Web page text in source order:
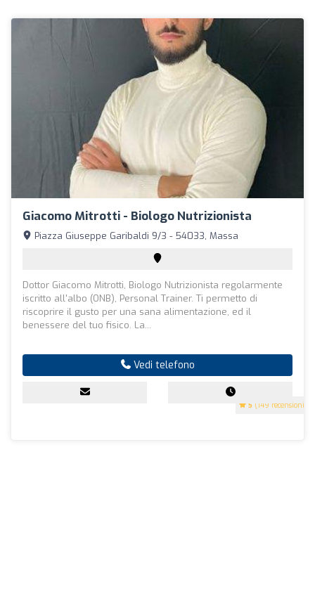
Giacomo Mitrotti - Biologo Nutrizionista
5 (149 recensioni)
Piazza Giuseppe Garibaldi 9/3 - 54033, Massa
Dottor Giacomo Mitrotti, Biologo Nutrizionista regolarmente
iscritto all'albo (ONB), Personal Trainer. Ti permetto di
riscoprire il gusto per una sana alimentazione, ed il
benessere del tuo fisico. La...
Vedi telefono